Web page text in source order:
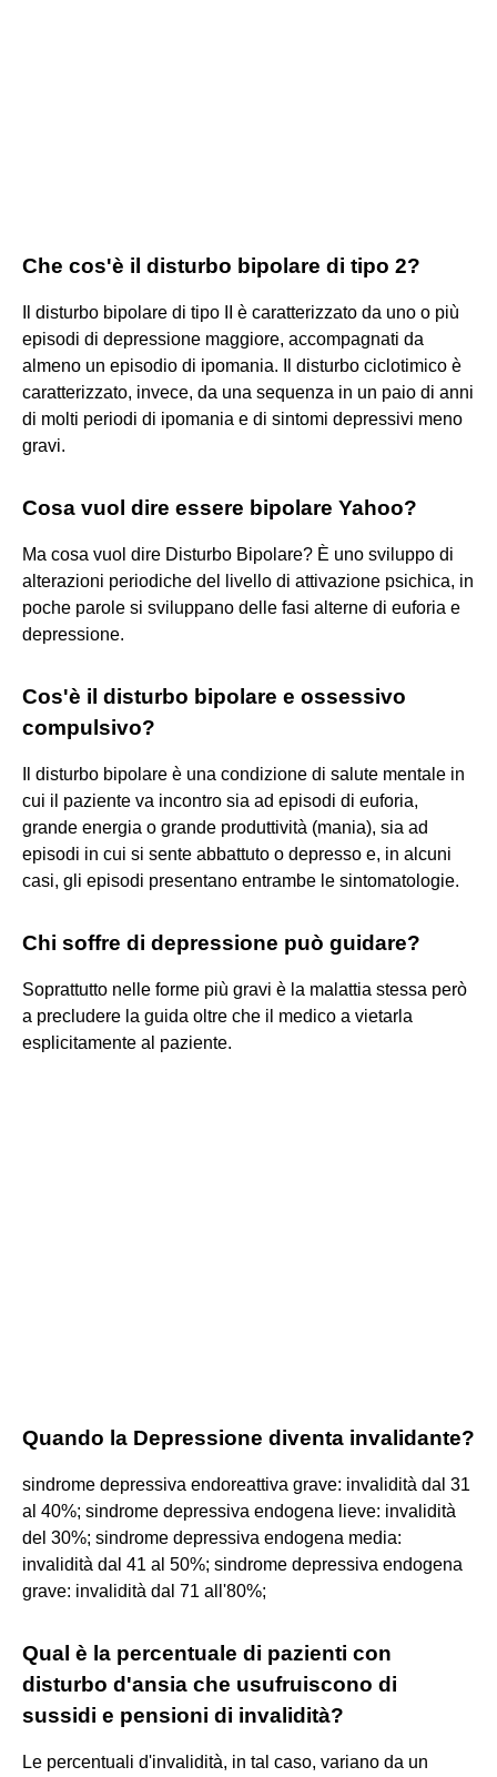
Che cos'è il disturbo bipolare di tipo 2?
Il disturbo bipolare di tipo II è caratterizzato da uno o più
episodi di depressione maggiore, accompagnati da
almeno un episodio di ipomania. Il disturbo ciclotimico è
caratterizzato, invece, da una sequenza in un paio di anni
di molti periodi di ipomania e di sintomi depressivi meno
gravi.
Cosa vuol dire essere bipolare Yahoo?
Ma cosa vuol dire Disturbo Bipolare? È uno sviluppo di
alterazioni periodiche del livello di attivazione psichica, in
poche parole si sviluppano delle fasi alterne di euforia e
depressione.
Cos'è il disturbo bipolare e ossessivo
compulsivo?
Il disturbo bipolare è una condizione di salute mentale in
cui il paziente va incontro sia ad episodi di euforia,
grande energia o grande produttività (mania), sia ad
episodi in cui si sente abbattuto o depresso e, in alcuni
casi, gli episodi presentano entrambe le sintomatologie.
Chi soffre di depressione può guidare?
Soprattutto nelle forme più gravi è la malattia stessa però
a precludere la guida oltre che il medico a vietarla
esplicitamente al paziente.
Quando la Depressione diventa invalidante?
sindrome depressiva endoreattiva grave: invalidità dal 31
al 40%; sindrome depressiva endogena lieve: invalidità
del 30%; sindrome depressiva endogena media:
invalidità dal 41 al 50%; sindrome depressiva endogena
grave: invalidità dal 71 all'80%;
Qual è la percentuale di pazienti con
disturbo d'ansia che usufruiscono di
sussidi e pensioni di invalidità?
Le percentuali d'invalidità, in tal caso, variano da un